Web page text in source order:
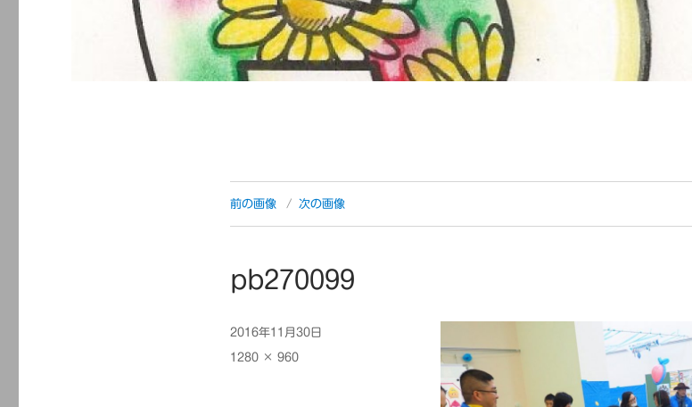
前の画像 次の画像
pb270099
投
稿
2016年11月30日
フ
1280 × 960